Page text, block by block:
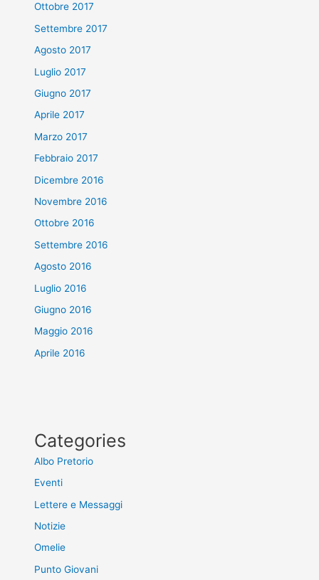
Ottobre 2017
Settembre 2017
Agosto 2017
Luglio 2017
Giugno 2017
Aprile 2017
Marzo 2017
Febbraio 2017
Dicembre 2016
Novembre 2016
Ottobre 2016
Settembre 2016
Agosto 2016
Luglio 2016
Giugno 2016
Maggio 2016
Aprile 2016
Categories
Albo Pretorio
Eventi
Lettere e Messaggi
Notizie
Omelie
Punto Giovani